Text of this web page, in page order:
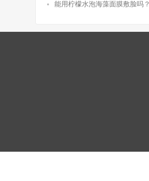
能用柠檬水泡海藻面膜敷脸吗？